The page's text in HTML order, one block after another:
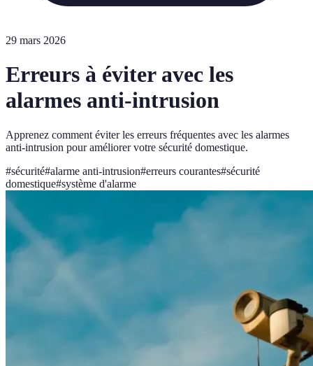
29 mars 2026
Erreurs à éviter avec les
alarmes anti-intrusion
Apprenez comment éviter les erreurs fréquentes avec les alarmes
anti-intrusion pour améliorer votre sécurité domestique.
#sécurité#alarme anti-intrusion#erreurs courantes#sécurité
domestique#système d'alarme